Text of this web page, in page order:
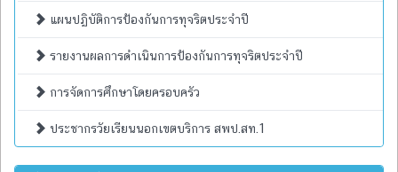
แผนปฏิบัติการป้องกันการทุจริตประจำปี
รายงานผลการดำเนินการป้องกันการทุจริตประจำปี
การจัดการศึกษาโดยครอบครัว
ประชากรวัยเรียนนอกเขตบริการ สพป.สท.1